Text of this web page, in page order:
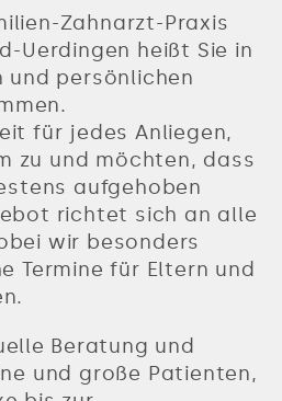
Zahnarzt-Praxis
Uerdingen heißt Sie in
und persönlichen
für jedes Anliegen,
zu und möchten, dass
aufgehoben
richtet sich an alle
wir besonders
Termine für Eltern und
Beratung und
und große Patienten,